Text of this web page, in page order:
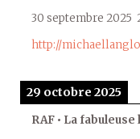
30 septembre 2025
http://
29 octobre 2025
RAF • La